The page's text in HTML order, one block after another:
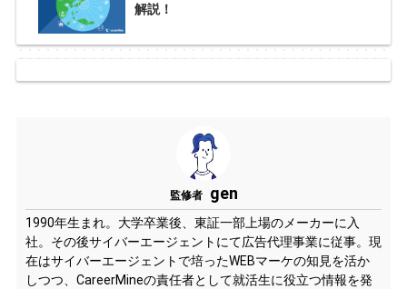
解説！
監修者 gen
1990年生まれ。大学卒業後、東証一部上場のメーカーに入
社。その後サイバーエージェントにて広告代理事業に従事。現
在はサイバーエージェントで培ったWEBマーケの知見を活か
しつつ、CareerMineの責任者として就活生に役立つ情報を発